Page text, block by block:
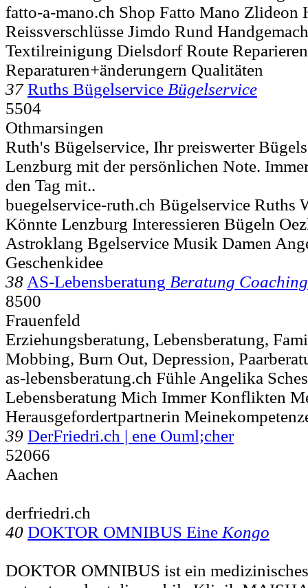
fatto-a-mano.ch Shop Fatto Mano Zlideon
Reissverschlüsse Jimdo Rund
Textilreinigung Dielsdorf Route
Reparaturen+änderungern Qualitäten
37 Ruths Bügelservice Bügelservice
5504
Othmarsingen
Ruth's Bügelservice, Ihr preiswerter
Lenzburg mit der persönlichen Note.
den Tag mit..
buegelservice-ruth.ch Bügelservice Ruths
Könnte Lenzburg Interessieren Bügeln
Astroklang Bgelservice Musik Damen
Geschenkidee
38 AS-Lebensberatung Beratung Coaching
8500
Frauenfeld
Erziehungsberatung, Lebensberatung,
Mobbing, Burn Out, Depression,
as-lebensberatung.ch Fühle Angelika
Lebensberatung Mich Immer Konflikten
Herausgefordertpartnerin
39 DerFriedri.ch | ene Ouml;cher
52066
Aachen
derfriedri.ch
40 DOKTOR OMNIBUS Eine Kongo
DOKTOR OMNIBUS ist ein